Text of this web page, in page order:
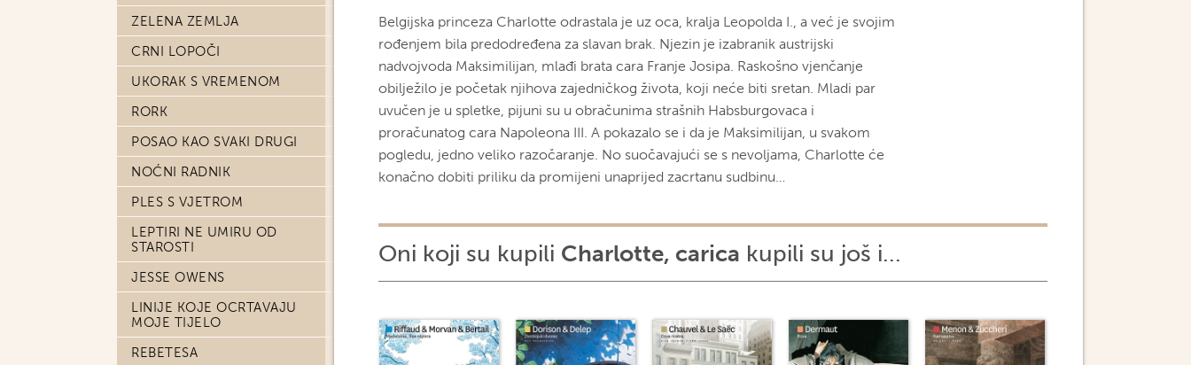
ZELENA ZEMLJA
CRNI LOPOČI
UKORAK S VREMENOM
RORK
POSAO KAO SVAKI DRUGI
NOĆNI RADNIK
PLES S VJETROM
LEPTIRI NE UMIRU OD
STAROSTI
JESSE OWENS
LINIJE KOJE OCRTAVAJU
MOJE TIJELO
REBETESA
Belgijska princeza Charlotte odrastala je uz oca, kralja Leopolda I., a već je svojim
rođenjem bila predodređena za slavan brak. Njezin je izabranik austrijski
nadvojvoda Maksimilijan, mlađi brata cara Franje Josipa. Raskošno vjenčanje
obilježilo je početak njihova zajedničkog života, koji neće biti sretan. Mladi par
uvučen je u spletke, pijuni su u obračunima strašnih Habsburgovaca i
proračunatog cara Napoleona III. A pokazalo se i da je Maksimilijan, u svakom
pogledu, jedno veliko razočaranje. No suočavajući se s nevoljama, Charlotte će
konačno dobiti priliku da promijeni unaprijed zacrtanu sudbinu…
Oni koji su kupili Charlotte, carica kupili su još i...